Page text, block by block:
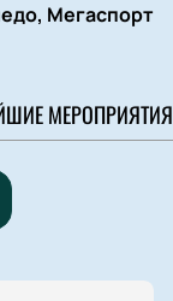
Мегаспорт
МЕРОПРИЯТИЯ